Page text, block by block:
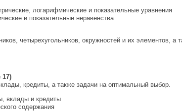
логарифмические и показательные уравнения
и показательные неравенства
четырехугольников, окружностей и их элементов,
17)
кредиты, а также задачи на оптимальный выбор.
вклады и кредиты
содержания